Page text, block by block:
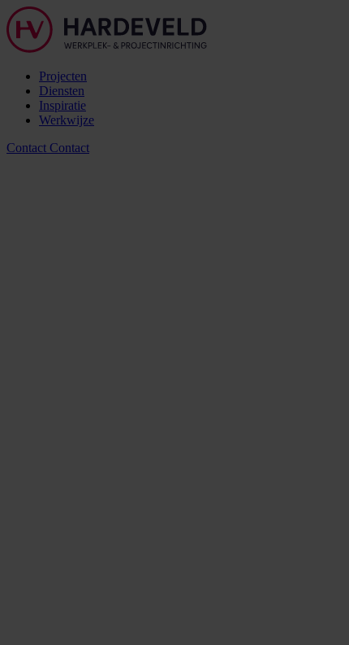
Projecten
Diensten
Inspiratie
Werkwijze
Contact Contact